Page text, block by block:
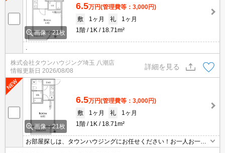
画像：21枚
6.5万円(管理費等：3,000円)
敷
1ヶ月 礼
1ヶ月
1階
1K 18.71m²
株式会社タウンハウジング埼玉 八潮店
情報更新日 2026/08/08
詳細を見る
画像：21枚
6.5万円(管理費等：3,000円)
敷
1ヶ月 礼
1ヶ月
1階
1K 18.71m²
お部屋探しは、タウンハウジングにお任せください！お一人お一人
様に合ったお部屋をお探し致します。分からないことは何でもご相